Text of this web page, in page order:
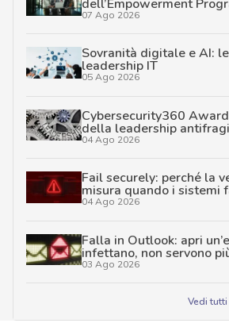
dell’Empowerment
07 Ago 2026
Sovranità digitale e AI:
leadership IT
05 Ago 2026
Cybersecurity360
della leadership
04 Ago 2026
Fail securely: perché la
misura quando i sistemi
04 Ago 2026
Falla in Outlook: apri
infettano, non servono
03 Ago 2026
Vedi